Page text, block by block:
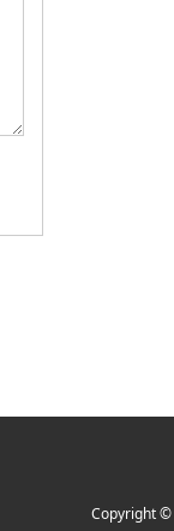
Copyright©